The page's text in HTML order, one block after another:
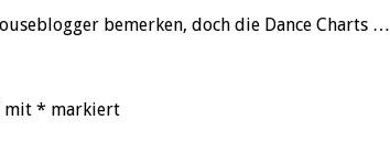
bemerken, doch die Dance Charts …
mit * markiert